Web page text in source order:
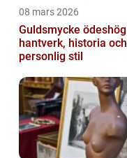
08 mars 2026
Guldsmycke ödeshög
hantverk, historia och
personlig stil